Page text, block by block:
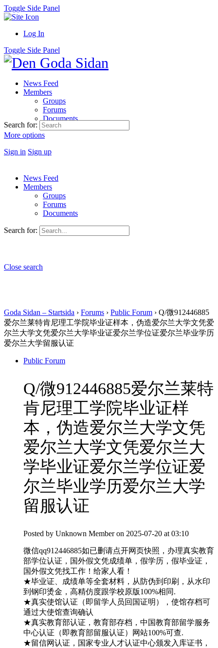
Toggle Side Panel
Log In
Toggle Side Panel
News Feed
Members
Groups
Forums
Documents
More options
Sign in Sign up
Search for:
News Feed
Members
Groups
Forums
Documents
Search for:
Close search
Goda Sidan – Startsida › Forums › Public Forum › Q/微912446885
爱尔兰莱特肯尼理工学院毕业证样本，伪造爱尔兰大学文凭爱
尔兰大学文凭爱尔兰大学毕业证爱尔兰学位证爱尔兰毕业学历
爱尔兰大学留服认证
Public Forum
Q/微912446885爱尔兰莱特
肯尼理工学院毕业证样
本，伪造爱尔兰大学文凭
爱尔兰大学文凭爱尔兰大
学毕业证爱尔兰学位证爱
尔兰毕业学历爱尔兰大学
留服认证
Posted by Unknown Member on 2025-07-20 at 03:10
微信qq912446885如已删请点开网页快照，办理真实教育
部学位认证，国外假文凭成绩单，假学历，假毕业证，
国外假文凭找工作！给家人看！
★毕业证、成绩单等全套材料，从防伪到印刷，从水印
到钢印烫金，高精仿度跟学校原版100%相同.
★真实使馆认证（即留学人员回国证明），使馆存档可
通过大使馆查询确认
★真实教育部认证，教育部存档，中国教育部留学服务
中心认证（即教育部留服认证）网站100%可查.
★留信网认证，国家专业人才认证中心颁发入库证书，